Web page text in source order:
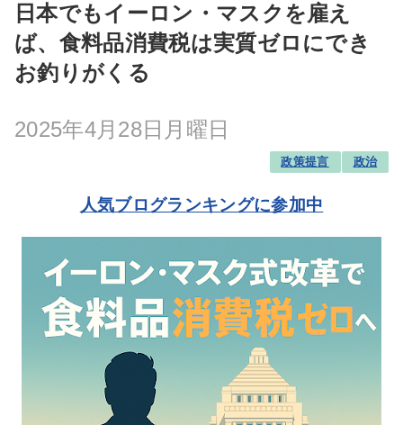
日本でもイーロン・マスクを雇え
ば、食料品消費税は実質ゼロにでき
お釣りがくる
2025年4月28日月曜日
政策提言 政治
人気ブログランキングに参加中